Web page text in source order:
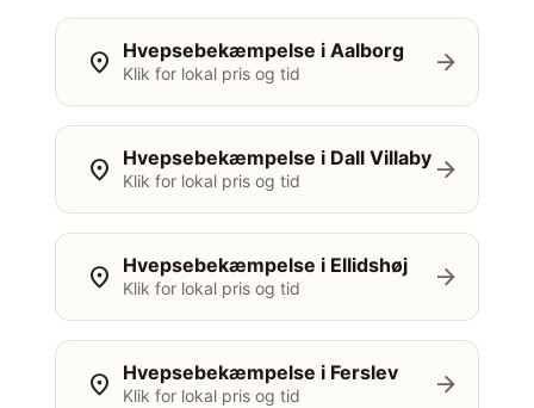
location_on Hvepsebekæmpelse i Aalborg
Klik for lokal pris og tid arrow_forward
location_on Hvepsebekæmpelse i Dall Villaby
Klik for lokal pris og tid arrow_forward
location_on Hvepsebekæmpelse i Ellidshøj
Klik for lokal pris og tid arrow_forward
location_on Hvepsebekæmpelse i Ferslev
Klik for lokal pris og tid arrow_forward